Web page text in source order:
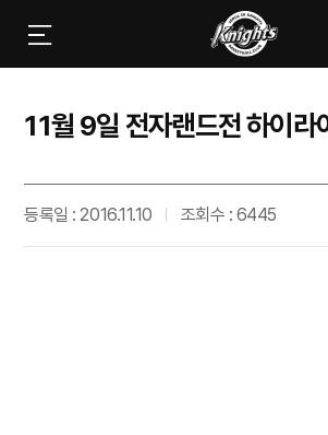
11월 9일 전자랜드전 하이라
등록일 : 2016.11.10 조회수 : 6445